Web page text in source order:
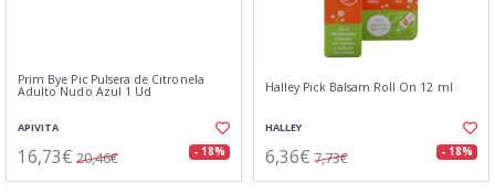
Prim Bye Pic Pulsera de Citronela
Adulto Nudo Azul 1 Ud
APIVITA
16,73€ 20,46€ - 18%
Halley Pick Balsam Roll On 12 ml
HALLEY
6,36€ 7,73€ - 18%